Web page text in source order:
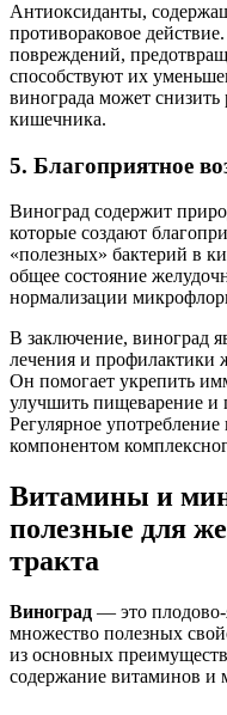
Антиоксиданты,
противораковое
повреждений,
способствуют их
винограда может снизить
кишечника.
5. Благоприятное
Виноград содержит
которые создают
«полезных» бактерий в
общее состояние
нормализации
В заключение, виноград
лечения и профилактики
Он помогает укрепить
улучшить пищеварение и
Регулярное
компонентом
Витамины и
полезные для
тракта
Виноград — это
множество полезных
из основных преимуществ
содержание витаминов и